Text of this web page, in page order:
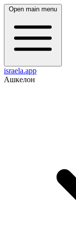
Open main menu
israela.app
Ашкелон